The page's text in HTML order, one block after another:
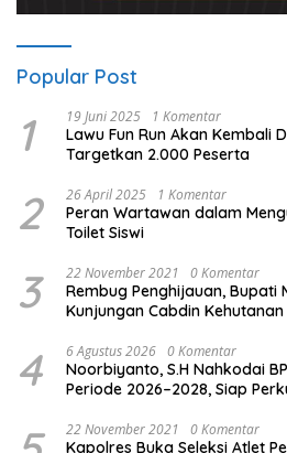
Popular Post
1 19 Juni 2025 1 Komentar
Lawu Fun Run Akan Kembali
Targetkan 2.000 Peserta
2 26 April 2025 1 Komentar
Peran Wartawan dalam
Toilet Siswi
3 22 November 2021 0 Komentar
Rembug Penghijauan, Bupati
Kunjungan Cabdin
4 6 Agustus 2026 0 Komentar
Noorbiyanto, S.H Nahkodai
Periode 2026–2028, Siap
22 November 2021 0 Komentar
Kapolres Buka Seleksi Atlet